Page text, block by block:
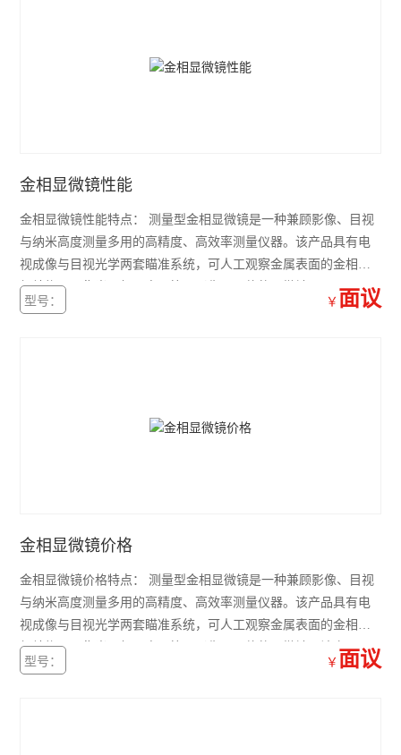
金相显微镜性能
金相显微镜性能特点： 测量型金相显微镜是一种兼顾影像、目视
与纳米高度测量多用的高精度、高效率测量仪器。该产品具有电
视成像与目视光学两套瞄准系统，可人工观察金属表面的金相组
织结构，是集光、机、电、算、影像于一体的显微镜。
型号： ￥ 面议
金相显微镜价格
金相显微镜价格特点： 测量型金相显微镜是一种兼顾影像、目视
与纳米高度测量多用的高精度、高效率测量仪器。该产品具有电
视成像与目视光学两套瞄准系统，可人工观察金属表面的金相组
织结构，是集光、机、电、算、影像于一体的显微镜。该产品以
二维测量为主，也可作三维辅助测量，广泛应用于电子组件、精
型号： ￥ 面议